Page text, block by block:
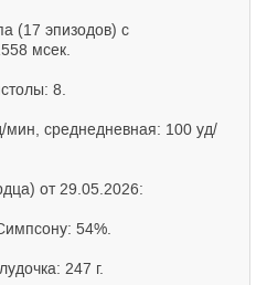
(17 эпизодов) с
мсек.
8.
среднедневная: 100 уд/
от 29.05.2026:
54%.
247 г.